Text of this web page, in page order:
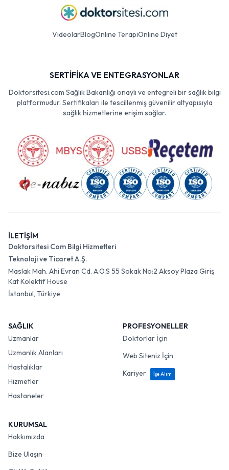
VideolarBlogOnline TerapiOnline Diyet
SERTİFİKA VE ENTEGRASYONLAR
Doktorsitesi.com Sağlık Bakanlığı onaylı ve entegreli bir sağlık bilgi
platformudur. Sertifikaları ile tescillenmiş güvenilir altyapısıyla
sağlık hizmetlerine erişim sağlar.
İLETİŞİM
Doktorsitesi Com Bilgi Hizmetleri
Teknoloji ve Ticaret A.Ş.
Maslak Mah. Ahi Evran Cd. A.O.S 55 Sokak No:2 Aksoy Plaza Giriş
Kat Kolektif House
İstanbul, Türkiye
SAĞLIK
Uzmanlar
Uzmanlık Alanları
Hastalıklar
Hizmetler
Hastaneler
PROFESYONELLER
Doktorlar İçin
Web Siteniz İçin
Kariyer
İşe Alım
KURUMSAL
Hakkımızda
Bize Ulaşın